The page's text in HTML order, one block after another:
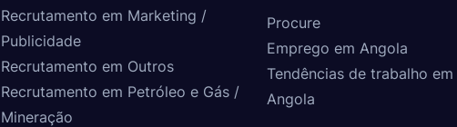
Recrutamento em Marketing /
Publicidade
Recrutamento em Outros
Recrutamento em Petróleo e Gás /
Mineração
Procure
Emprego em Angola
Tendências de trabalho em
Angola